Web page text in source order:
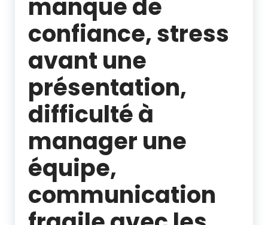
manque de
confiance, stress
avant une
présentation,
difficulté à
manager une
équipe,
communication